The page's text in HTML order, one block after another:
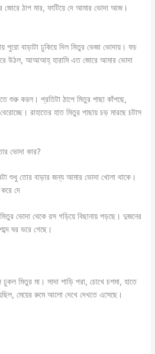
ঠাপ মার, ফাটিয়ে দে আমার ভোদা আজ।
বাড়াটা ঢুকিয়ে দিল মিতুর ভেজা ভোদায়। ফচ
উঠল, আআআহ্ হারামি এত জোরে আমার ভোদা
শুরু করল। প্রতিটা ঠাপে মিতুর পাছা কাঁপছে,
রাহাতের হাত মিতুর পাছায় চড় মারছে চটাস
ভোদা কার?
শুধু তোর বাড়ার জন্য আমার ভোদা খোলা থাকে।
দে
ভোদা থেকে রস গড়িয়ে বিছানায় পড়ছে। দুজনের
ঘর ভরে গেছে।
মিতুর মা। সাদা শাড়ি পরা, চোখে চশমা, হাতে
মেয়ের রুমে আলো দেখে দেখতে এসেছে।